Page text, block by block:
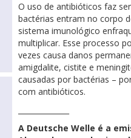
O uso de antibióticos faz
bactérias entram no corpo
sistema imunológico
multiplicar. Esse processo
vezes causa danos
amigdalite, cistite e
causadas por bactérias –
com antibióticos.
A Deutsche Welle é a